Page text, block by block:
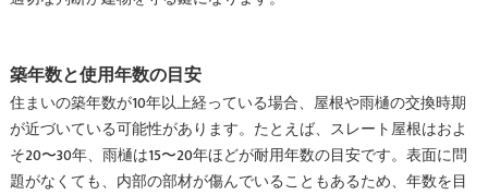
築年数と使用年数の目安
住まいの築年数が10年以上経っている場合、屋根や雨樋の交換時期
が近づいている可能性があります。たとえば、スレート屋根はおよ
そ20〜30年、雨樋は15〜20年ほどが耐用年数の目安です。表面に問
題がなくても、内部の部材が傷んでいることもあるため、年数を目